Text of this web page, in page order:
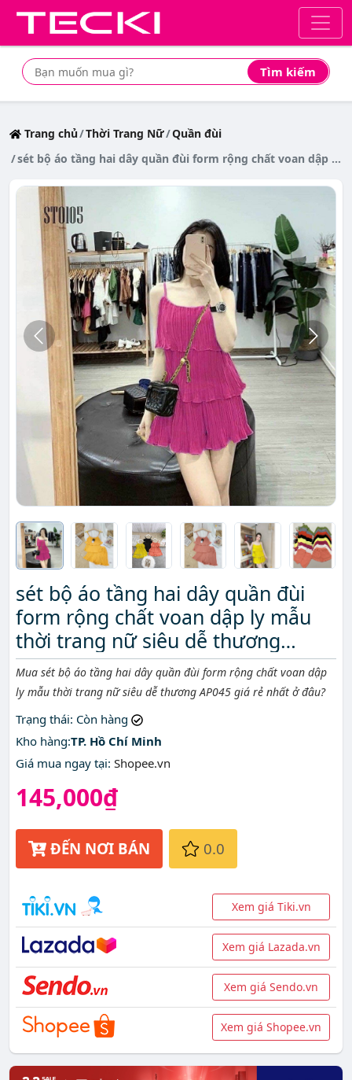
Tìm kiếm
Tìm mua sản phẩm giá rẻ nhất
Trang chủ Thời Trang Nữ Quần đùi
sét bộ áo tầng hai dây quần đùi form rộng chất voan dập ly mẫu thời trang nữ siêu dễ thương AP045
sét bộ áo tầng hai dây quần đùi
form rộng chất voan dập ly mẫu
thời trang nữ siêu dễ thương
AP045
Mô tả ngắn
Mua sét bộ áo tầng hai dây quần đùi form rộng chất voan dập
ly mẫu thời trang nữ siêu dễ thương AP045 giá rẻ nhất ở đâu?
Trạng thái: Còn hàng
Kho hàng:TP. Hồ Chí Minh
Giá mua ngay tại: Shopee.vn
145,000₫
ĐẾN NƠI BÁN 0.0
Xem giá Tiki.vn
Xem giá Lazada.vn
Xem giá Sendo.vn
Xem giá Shopee.vn